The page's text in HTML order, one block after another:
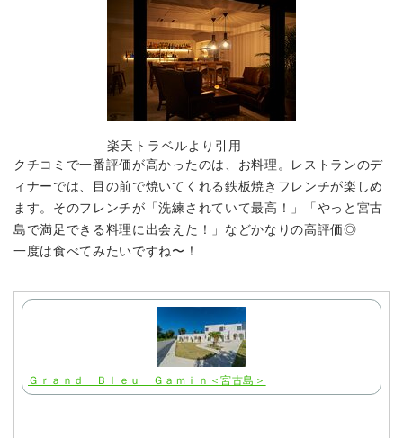
楽天トラベルより引用
クチコミで一番評価が高かったのは、 お料理 。レストランのデ
ィナーでは、目の前で焼いてくれる鉄板焼きフレンチが楽しめ
ます。そのフレンチが 「洗練されていて最高！」「やっと宮古
島で満足できる料理に出会えた！」 などかなりの高評価◎
一度は食べてみたいですね〜！
Ｇｒａｎｄ Ｂｌｅｕ Ｇａｍｉｎ＜宮古島＞